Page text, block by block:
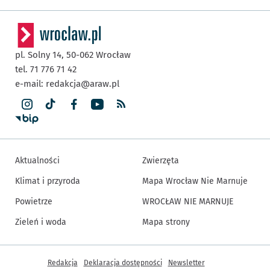
pl. Solny 14, 50-062 Wrocław
tel. 71 776 71 42
e-mail: redakcja@araw.pl
Aktualności
Klimat i przyroda
Powietrze
Zieleń i woda
Zwierzęta
Mapa Wrocław Nie Marnuje
WROCŁAW NIE MARNUJE
Mapa strony
Inne informacje
Redakcja Deklaracja dostępności Newsletter